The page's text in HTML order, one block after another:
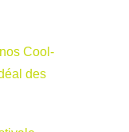
Cool-
des